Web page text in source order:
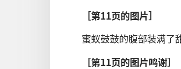
［第11页的图片］
蜜蚁鼓鼓的腹部装满了
［第11页的图片鸣谢］